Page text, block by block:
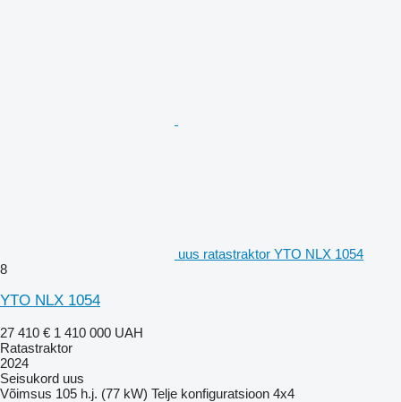
uus ratastraktor YTO NLX 1054
8
YTO NLX 1054
27 410 € 1 410 000 UAH
Ratastraktor
2024
Seisukord uus
Võimsus 105 h.j. (77 kW) Telje konfiguratsioon 4x4